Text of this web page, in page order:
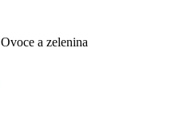
Ovoce a zelenina